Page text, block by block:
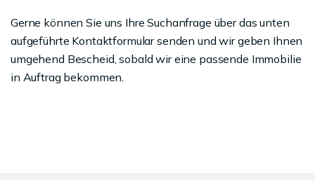
Gerne können Sie uns Ihre Suchanfrage über das unten
aufgeführte Kontaktformular senden und wir geben Ihnen
umgehend Bescheid, sobald wir eine passende Immobilie
in Auftrag bekommen.